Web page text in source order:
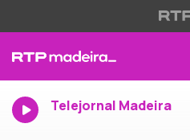
Telejornal Madeira